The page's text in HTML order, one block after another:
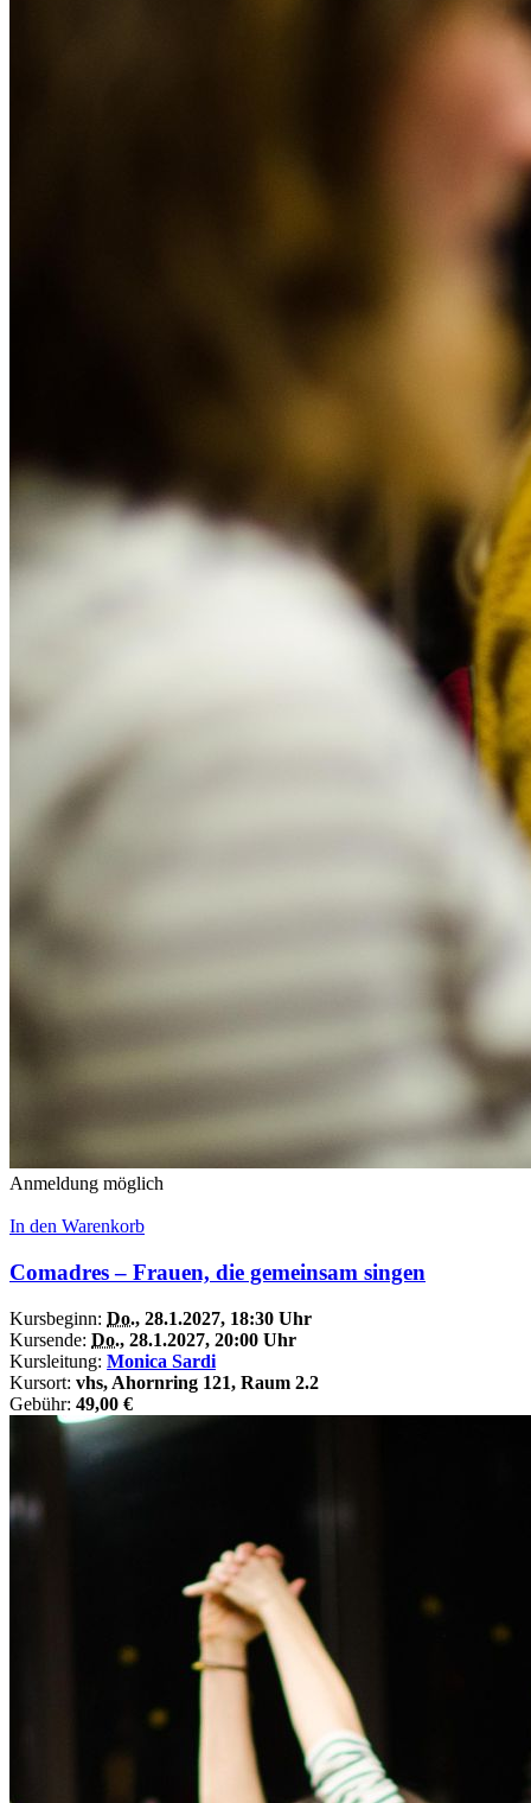
Anmeldung möglich
In den Warenkorb
Comadres – Frauen, die gemeinsam singen
Kursbeginn: Do., 28.1.2027, 18:30 Uhr
Kursende: Do., 28.1.2027, 20:00 Uhr
Kursleitung: Monica Sardi
Kursort: vhs, Ahornring 121, Raum 2.2
Gebühr: 49,00 €